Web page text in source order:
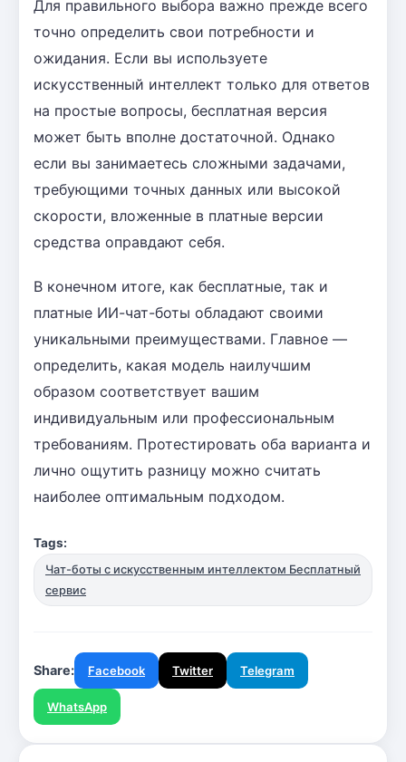
Для правильного выбора важно прежде всего
точно определить свои потребности и
ожидания. Если вы используете
искусственный интеллект только для ответов
на простые вопросы, бесплатная версия
может быть вполне достаточной. Однако
если вы занимаетесь сложными задачами,
требующими точных данных или высокой
скорости, вложенные в платные версии
средства оправдают себя.
В конечном итоге, как бесплатные, так и
платные ИИ-чат-боты обладают своими
уникальными преимуществами. Главное —
определить, какая модель наилучшим
образом соответствует вашим
индивидуальным или профессиональным
требованиям. Протестировать оба варианта и
лично ощутить разницу можно считать
наиболее оптимальным подходом.
Tags:
Чат-боты с искусственным интеллектом Бесплатный
сервис
Share: Facebook Twitter Telegram
WhatsApp